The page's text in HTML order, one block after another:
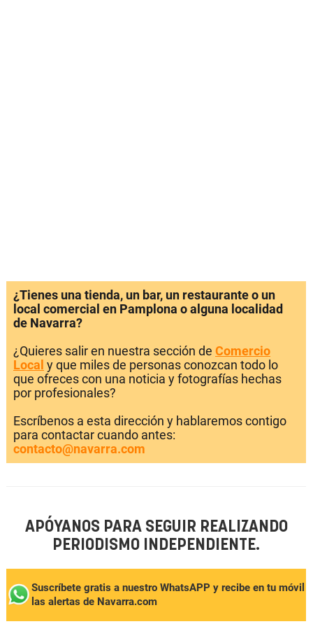
¿Tienes una tienda, un bar, un restaurante o un
local comercial en Pamplona o alguna localidad
de Navarra?
¿Quieres salir en nuestra sección de Comercio
Local y que miles de personas conozcan todo lo
que ofreces con una noticia y fotografías hechas
por profesionales?
Escríbenos a esta dirección y hablaremos contigo
para contactar cuando antes:
contacto@navarra.com
APÓYANOS PARA SEGUIR REALIZANDO
PERIODISMO INDEPENDIENTE.
Suscríbete gratis a nuestro WhatsAPP y recibe en tu móvil
las alertas de Navarra.com